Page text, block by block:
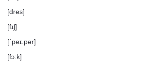
[dres]
[fɪʃ]
[ˈpeɪ.pər]
[fɔːk]